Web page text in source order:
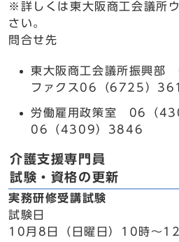
※詳しくは東大阪商工会議所
さい。
問合せ先
東大阪商工会議所振興
ファクス06（6725）
労働雇用政策室 06（
06（4309）3846
介護支援専門員
試験・資格の更新
実務研修受講試験
試験日
10月8日（日曜日）10時～